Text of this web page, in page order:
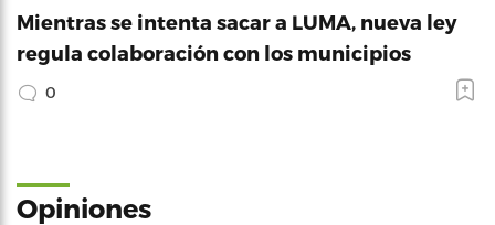
Mientras se intenta sacar a LUMA, nueva ley
regula colaboración con los municipios
0
Opiniones